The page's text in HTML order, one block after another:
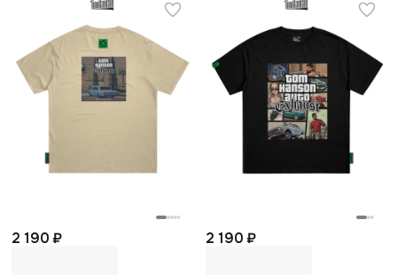
2 190 ₽ 2 190 ₽